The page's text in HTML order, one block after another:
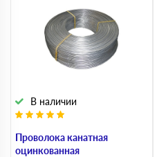
Проволока канатная
оцинкованная
В наличии